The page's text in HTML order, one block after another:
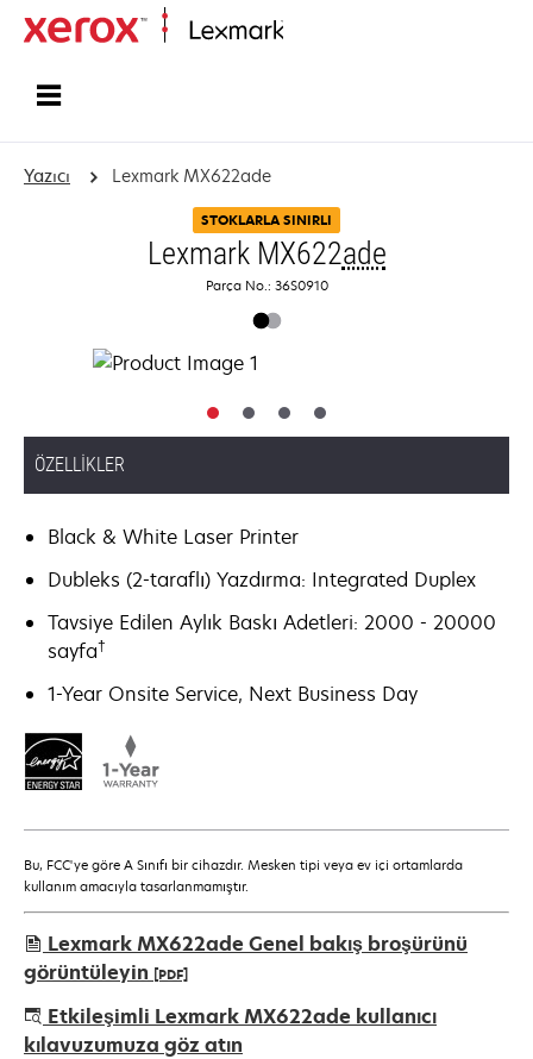
Yazıcı Lexmark MX622ade
STOKLARLA SINIRLI
Lexmark MX622ade
Parça No.: 36S0910
ÖZELLIKLER
Black & White Laser Printer
Dubleks (2-taraflı) Yazdırma: Integrated Duplex
Tavsiye Edilen Aylık Baskı Adetleri: 2000 - 20000
sayfa†
1-Year Onsite Service, Next Business Day
Bu, FCC'ye göre A Sınıfı bir cihazdır. Mesken tipi veya ev içi ortamlarda
kullanım amacıyla tasarlanmamıştır.
Lexmark MX622ade Genel bakış broşürünü
görüntüleyin [PDF]
opens
in
Etkileşimli Lexmark MX622ade kullanıcı
kılavuzumuza göz atın